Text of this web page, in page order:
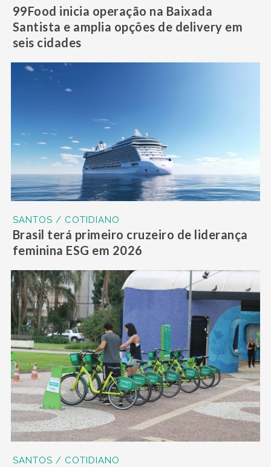
99Food inicia operação na Baixada
Santista e amplia opções de delivery em
seis cidades
SANTOS / COTIDIANO
Brasil terá primeiro cruzeiro de liderança
feminina ESG em 2026
SANTOS / COTIDIANO